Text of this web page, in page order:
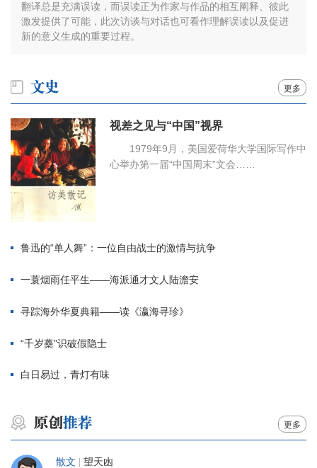
翻译总是充满误读，而误读正为作家与作品的相互阐释、彼此
激发提供了可能，此次访谈与对话也可看作理解误读以及促进
新的意义生成的重要过程。
更多
视差之见与“中国”视界
1979年9月，美国爱荷华大学国际写作中
心举办第一届“中国周末”文会……
鲁迅的“单人舞”：一位自由战士的激情与抗争
一蓑烟雨任平生——海派通才文人陆澹安
寻踪海外华夏典籍——读《瀛海寻珍》
“千岁蘽”识破假隐士
白日易过，青灯有味
更多
散文 | 望天凼